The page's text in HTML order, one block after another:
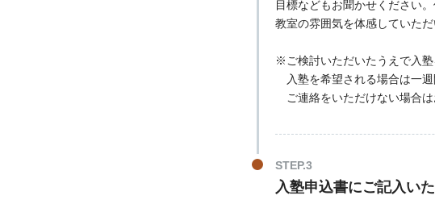
目標などもお聞かせください
教室の雰囲気を体感していた
※ご検討いただいたうえで入塾
入塾を希望される場合は一週
ご連絡をいただけない場合は
入塾申込書にご記入い